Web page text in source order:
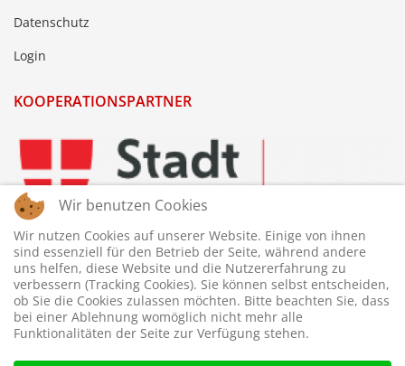
Datenschutz
Login
KOOPERATIONSPARTNER
Wir benutzen Cookies
Wir nutzen Cookies auf unserer Website. Einige von ihnen
sind essenziell für den Betrieb der Seite, während andere
uns helfen, diese Website und die Nutzererfahrung zu
verbessern (Tracking Cookies). Sie können selbst entscheiden,
ob Sie die Cookies zulassen möchten. Bitte beachten Sie, dass
bei einer Ablehnung womöglich nicht mehr alle
Funktionalitäten der Seite zur Verfügung stehen.